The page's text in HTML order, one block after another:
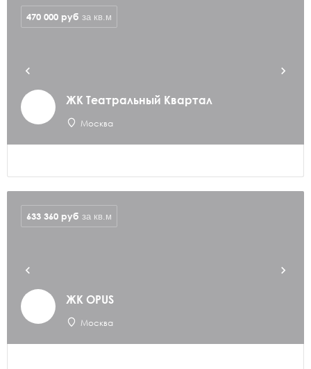
ЖК Театральный Квартал
Москва
470 000 руб за кв.м
ЖК OPUS
Москва
633 360 руб за кв.м